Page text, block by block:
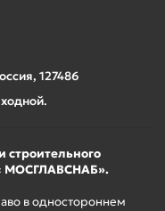
127486
строительного
МОСГЛАВСНАБ».
в одностороннем